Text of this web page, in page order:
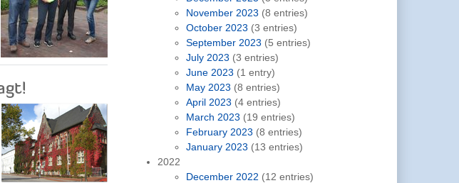
November 2023 (8 entries)
October 2023 (3 entries)
September 2023 (5 entries)
July 2023 (3 entries)
June 2023 (1 entry)
May 2023 (8 entries)
April 2023 (4 entries)
March 2023 (19 entries)
February 2023 (8 entries)
January 2023 (13 entries)
2022
December 2022 (12 entries)